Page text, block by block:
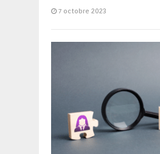
7 octobre 2023